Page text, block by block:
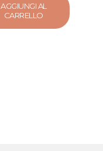
AGGIUNGI AL
CARRELLO